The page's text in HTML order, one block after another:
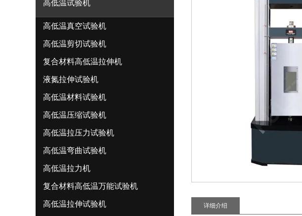
高低温试验机
高低温真空试验机
高低温剪切试验机
复合材料高低温拉伸机
液氮拉伸试验机
高低温材料试验机
高低温压缩试验机
高低温拉压力试验机
高低温弯曲试验机
高低温拉力机
复合材料高低温万能试验机
高低温拉伸试验机 详细介绍